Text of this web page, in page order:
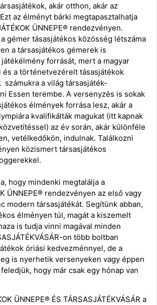
akár otthon, akár az
az élményt bárki megtapasztalhatja
ÜNNEPE® rendezvényen.
gémer tásasjátékos közösség létszáma
a társasjátékos gémerek is
forrását, mert a magyar
és a történetvezérelt tásasjátékok
a világ társasjáték-
Essen terembe. A versenyzés is sokak
élmények forrása lesz, akár a
kvalifikálták magukat (itt kapnak
az év során, akár különféle
vetélkedőkön, indulnak. Találkozni
közismert társasjátékos
hogy mindenki megtalálja a
ÜNNEPE® rendezvényen az első vagy
modern társasjátékát. Segítünk abban,
élményen túl, magát a kiszemelt
is tudja vinni magával minden
on több boltban
óriási kedvezménnyel, de a
is nyerhetik versenyeken vagy éppen
hogy már csak egy hónap van
ÜNNEPE® ÉS TÁRSASJÁTÉKVÁSÁR a